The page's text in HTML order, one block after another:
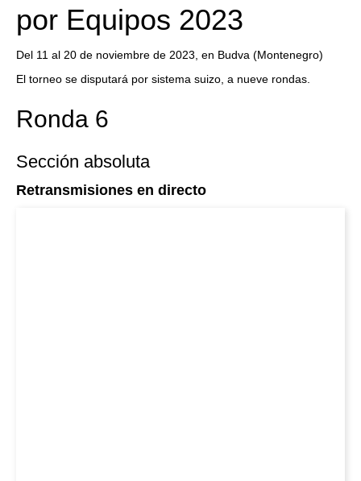
por Equipos 2023
Del 11 al 20 de noviembre de 2023, en Budva (Montenegro)
El torneo se disputará por sistema suizo, a nueve rondas.
Ronda 6
Sección absoluta
Retransmisiones en directo